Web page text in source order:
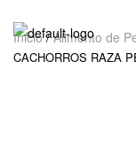
Inicio/Alimento de
CACHORROS RAZA